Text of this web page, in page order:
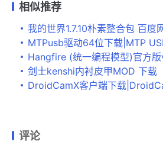
相似推荐
我的世界1.7.10朴素整合包 百度
MTPusb驱动64位下载|MTP
Hangfire (统一编程模型)官方版
剑士kenshi内衬皮甲MOD 下载
DroidCamX客户端下载|DroidCamX(手机变
评论